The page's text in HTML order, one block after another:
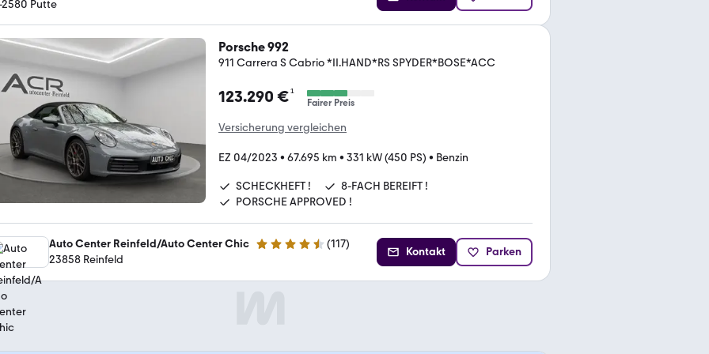
2580 Putte
Porsche 992
911 Carrera S Cabrio *II.HAND*RS SPYDER*BOSE*ACC
123.290 €¹
Fairer Preis
Versicherung vergleichen
EZ 04/2023 • 67.695 km • 331 kW (450 PS) • Benzin
SCHECKHEFT !
8-FACH BEREIFT !
PORSCHE APPROVED !
Auto Center Reinfeld/Auto Center Chic 4.3 Sterne (117)
23858 Reinfeld
Kontakt Parken